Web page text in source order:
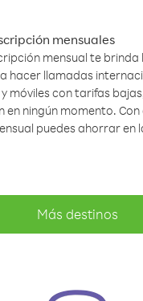
mensuales
mensual te brinda
hacer llamadas
móviles con tarifas
en ningún momento. Con
puedes ahorrar en
Más destinos